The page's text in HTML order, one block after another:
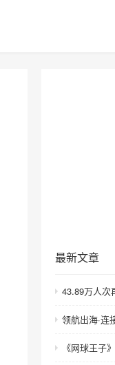
最新文章